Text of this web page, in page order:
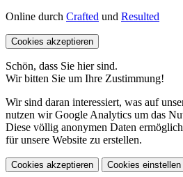
Online durch Crafted und Resulted
Cookies akzeptieren
Schön, dass Sie hier sind.
Wir bitten Sie um Ihre Zustimmung!
Wir sind daran interessiert, was auf
nutzen wir Google Analytics um das
Diese völlig anonymen Daten
für unsere Website zu erstellen.
Cookies akzeptieren Cookies einstellen